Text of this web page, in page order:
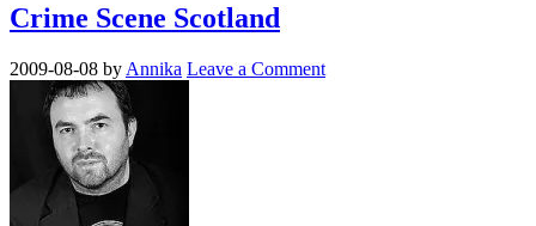
Crime Scene Scotland
2009-08-08 by Annika Leave a Comment